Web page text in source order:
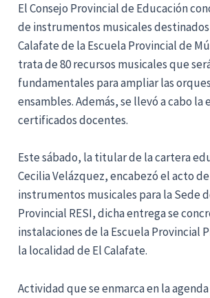
El Consejo Provincial de Educación
de instrumentos musicales destinados
Calafate de la Escuela Provincial de
trata de 80 recursos musicales que
fundamentales para ampliar las
ensambles. Además, se llevó a cabo la
certificados docentes.
Este sábado, la titular de la cartera
Cecilia Velázquez, encabezó el acto
instrumentos musicales para la Sede
Provincial RESI, dicha entrega se
instalaciones de la Escuela Provincial
la localidad de El Calafate.
Actividad que se enmarca en la